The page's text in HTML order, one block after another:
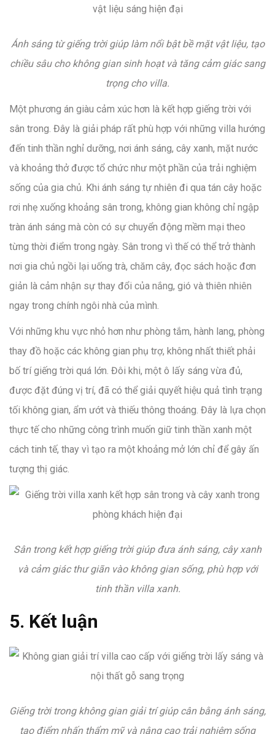
Ánh sáng từ giếng trời giúp làm nổi bật bề mặt vật liệu, tạo
chiều sâu cho không gian sinh hoạt và tăng cảm giác sang
trọng cho villa.
Một phương án giàu cảm xúc hơn là kết hợp giếng trời với
sân trong. Đây là giải pháp rất phù hợp với những villa hướng
đến tinh thần nghỉ dưỡng, nơi ánh sáng, cây xanh, mặt nước
và khoảng thở được tổ chức như một phần của trải nghiệm
sống của gia chủ. Khi ánh sáng tự nhiên đi qua tán cây hoặc
rơi nhẹ xuống khoảng sân trong, không gian không chỉ ngập
tràn ánh sáng mà còn có sự chuyển động mềm mại theo
từng thời điểm trong ngày. Sân trong vì thế có thể trở thành
nơi gia chủ ngồi lại uống trà, chăm cây, đọc sách hoặc đơn
giản là cảm nhận sự thay đổi của nắng, gió và thiên nhiên
ngay trong chính ngôi nhà của mình.
Với những khu vực nhỏ hơn như phòng tắm, hành lang, phòng
thay đồ hoặc các không gian phụ trợ, không nhất thiết phải
bố trí giếng trời quá lớn. Đôi khi, một ô lấy sáng vừa đủ,
được đặt đúng vị trí, đã có thể giải quyết hiệu quả tình trạng
tối không gian, ẩm ướt và thiếu thông thoáng. Đây là lựa chọn
thực tế cho những công trình muốn giữ tinh thần xanh một
cách tinh tế, thay vì tạo ra một khoảng mở lớn chỉ để gây ấn
tượng thị giác.
Sân trong kết hợp giếng trời giúp đưa ánh sáng, cây xanh
và cảm giác thư giãn vào không gian sống, phù hợp với
tinh thần villa xanh.
5. Kết luận
Giếng trời trong không gian giải trí giúp cân bằng ánh sáng,
tạo điểm nhấn thẩm mỹ và nâng cao trải nghiệm sống